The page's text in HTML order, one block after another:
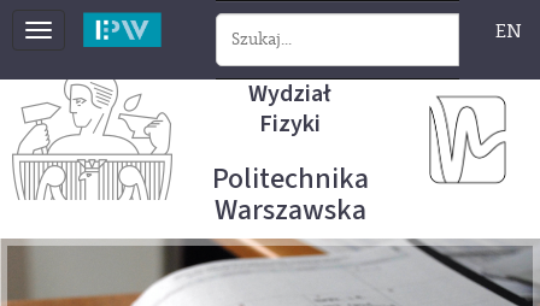
Toggle
EN
Wydział
Fizyki
Politechnika
Warszawska